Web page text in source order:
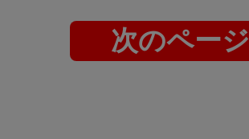
次のページ